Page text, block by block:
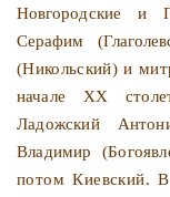
Новгородские и
Серафим
(Никольский) и
начале XX
Ладожский
Владимир
потом Киевский.